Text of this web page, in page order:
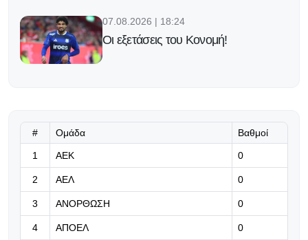
07.08.2026 | 18:24
Οι εξετάσεις του Κονομή!
Για πρώτη φορά από κοντά
# Ομάδα Βαθμοί
1 ΑΕΚ 0
2 ΑΕΛ 0
3 ΑΝΟΡΘΩΣΗ 0
4 ΑΠΟΕΛ 0